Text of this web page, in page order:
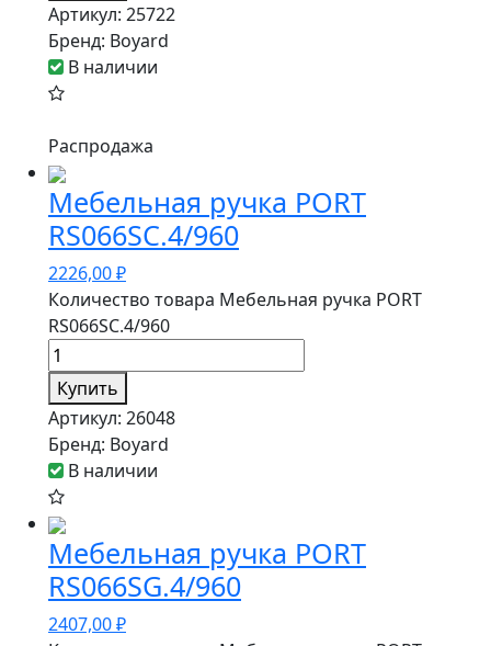
Артикул: 25722
Бренд: Boyard
В наличии
Распродажа
Мебельная ручка PORT
RS066SC.4/960
2226,00₽
Количество товара Мебельная ручка PORT
RS066SC.4/960
Купить
Артикул: 26048
Бренд: Boyard
В наличии
Мебельная ручка PORT
RS066SG.4/960
2407,00₽